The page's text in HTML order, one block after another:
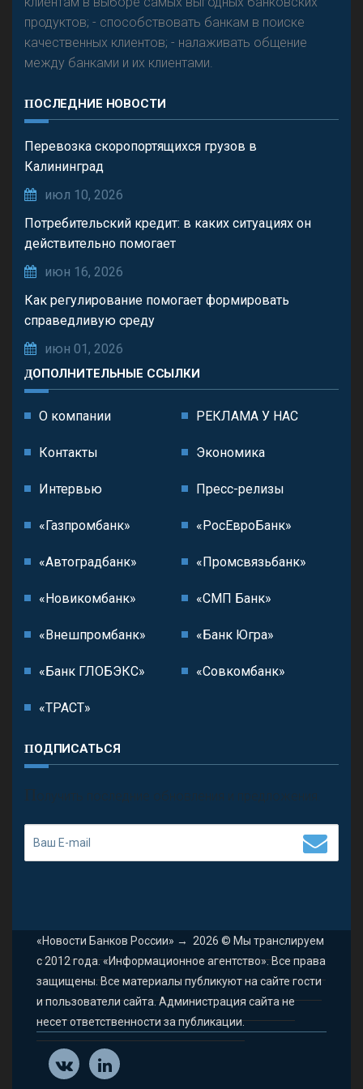
продуктов; - способствовать банкам в поиске
качественных клиентов; - налаживать общение
между банками и их клиентами.
ПОСЛЕДНИЕ НОВОСТИ
Перевозка скоропортящихся грузов в
Калининград
июл 10, 2026
Потребительский кредит: в каких ситуациях он
действительно помогает
июн 16, 2026
Как регулирование помогает формировать
справедливую среду
июн 01, 2026
ДОПОЛНИТЕЛЬНЫЕ ССЫЛКИ
О компании РЕКЛАМА У НАС
Контакты Экономика
Интервью Пресс-релизы
«Газпромбанк» «РосЕвроБанк»
«Автоградбанк» «Промсвязьбанк»
«Новикомбанк» «СМП Банк»
«Внешпромбанк» «Банк Югра»
«Банк ГЛОБЭКС» «Совкомбанк»
«ТРАСТ»
ПОДПИСАТЬСЯ
П олучить последние обновления и предложения.
«Новости Банков России» → 2026 © Мы транслируем
с 2012 года. «Информационное агентство». Все права
защищены. Все материалы публикуют на сайте гости
и пользователи сайта. Администрация сайта не
несет ответственности за публикации.